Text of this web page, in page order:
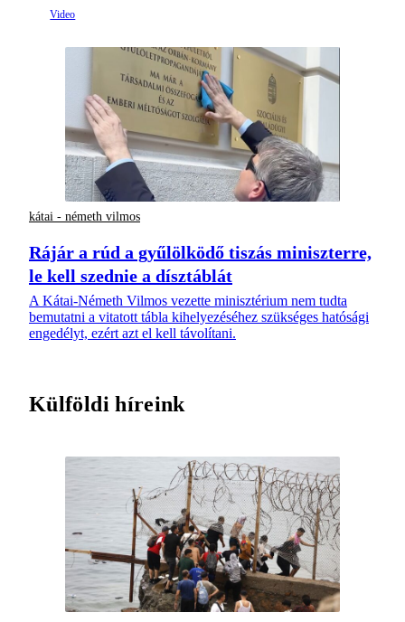
kátai - németh vilmos
Rájár a rúd a gyűlölködő tiszás miniszterre,
le kell szednie a dísztáblát
A Kátai-Németh Vilmos vezette minisztérium nem tudta
bemutatni a vitatott tábla kihelyezéséhez szükséges hatósági
engedélyt, ezért azt el kell távolítani.
Külföldi híreink